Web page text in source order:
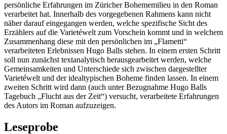
persönliche Erfahrungen im Züricher Bohememilieu in den Roman
verarbeitet hat. Innerhalb des vorgegebenen Rahmens kann nicht
näher darauf eingegangen werden, welche spezifische Sicht des
Erzählers auf die Varietéwelt zum Vorschein kommt und in welchem
Zusammenhang diese mit den persönlichen im „Flametti“
verarbeiteten Erlebnissen Hugo Balls stehen. In einem ersten Schritt
soll nun zunächst textanalytisch herausgearbeitet werden, welche
Gemeinsamkeiten und Unterschiede sich zwischen dargestellter
Varietéwelt und der idealtypischen Boheme finden lassen. In einem
zweiten Schritt wird dann (auch unter Bezugnahme Hugo Balls
Tagebuch „Flucht aus der Zeit“) versucht, verarbeitete Erfahrungen
des Autors im Roman aufzuzeigen.
Leseprobe